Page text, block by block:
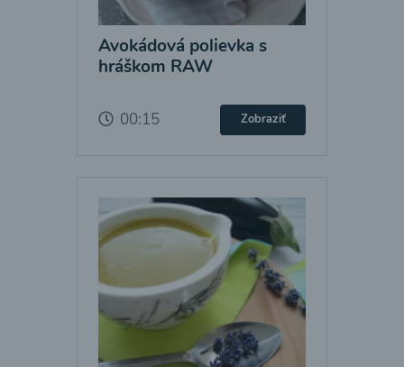
Avokádová polievka s
hráškom RAW
00:15 Zobraziť